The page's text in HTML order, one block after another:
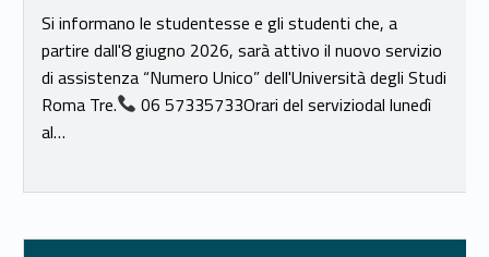
Si informano le studentesse e gli studenti che, a
partire dall'8 giugno 2026, sarà attivo il nuovo servizio
di assistenza “Numero Unico” dell'Università degli Studi
Roma Tre.
06 57335733Orari del serviziodal lunedì
al…
Link identifier #identifier__97727-18